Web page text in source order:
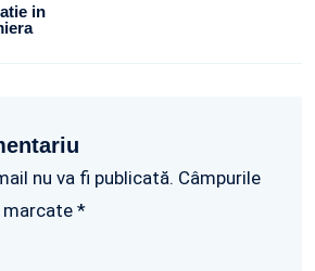
in
nu va fi publicată. Câmpurile
*